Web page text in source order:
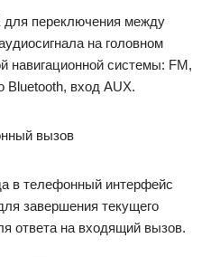
для переключения между
на головном
навигационной системы: FM,
Bluetooth, вход AUX.
вызов
в телефонный интерфейс
завершения текущего
ответа на входящий вызов.